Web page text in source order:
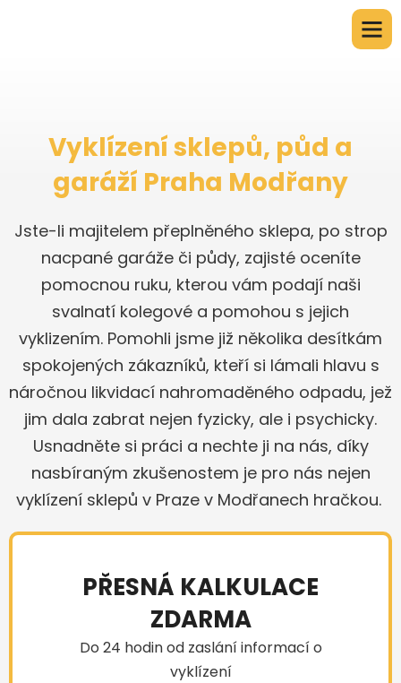
Vyklízení sklepů, půd a
garáží Praha Modřany
Jste-li majitelem přeplněného sklepa, po strop
nacpané garáže či půdy, zajisté oceníte
pomocnou ruku, kterou vám podají naši
svalnatí kolegové a pomohou s jejich
vyklizením. Pomohli jsme již několika desítkám
spokojených zákazníků, kteří si lámali hlavu s
náročnou likvidací nahromaděného odpadu, jež
jim dala zabrat nejen fyzicky, ale i psychicky.
Usnadněte si práci a nechte ji na nás, díky
nasbíraným zkušenostem je pro nás nejen
vyklízení sklepů v Praze v Modřanech hračkou.
PŘESNÁ KALKULACE
ZDARMA
Do 24 hodin od zaslání informací o
vyklízení